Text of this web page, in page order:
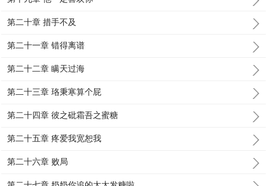
第二十章 措手不及
第二十一章 错得离谱
第二十二章 瞒天过海
第二十三章 珞秉寒算个屁
第二十四章 彼之砒霜吾之蜜糖
第二十五章 疼爱我宽恕我
第二十六章 败局